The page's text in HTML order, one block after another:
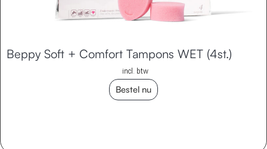
Beppy Soft + Comfort Tampons WET (4st.)
incl. btw
Bestel nu